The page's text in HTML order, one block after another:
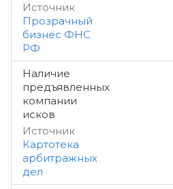
Источник
Прозрачный
бизнес ФНС
РФ
Наличие
предъявленных
компании
исков
Источник
Картотека
арбитражных
дел